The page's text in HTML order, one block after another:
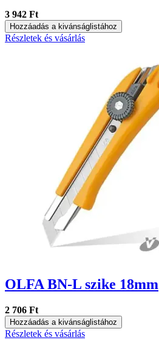
3 942 Ft
Hozzáadás a kivánságlistához
Részletek és vásárlás
OLFA BN-L szike 18mm
2 706 Ft
Hozzáadás a kivánságlistához
Részletek és vásárlás